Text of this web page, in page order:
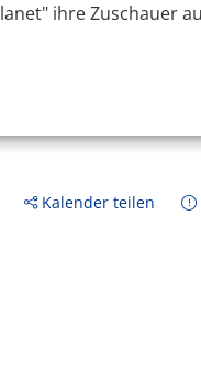
ihre Zuschauer
Kalender teilen